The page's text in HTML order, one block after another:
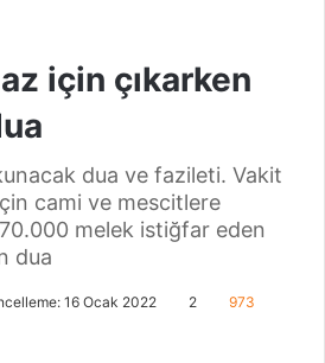
için çıkarken
dua ve fazileti. Vakit
cami ve mescitlere
melek istiğfar eden
dua
16 Ocak 2022 2 973